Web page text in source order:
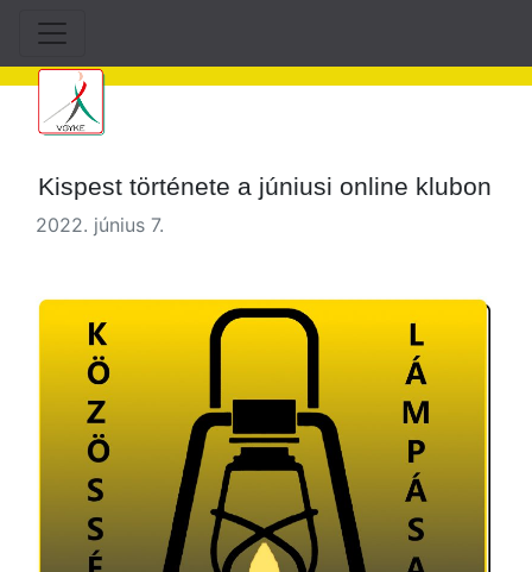
Kispest története a júniusi online klubon
2022. június 7.